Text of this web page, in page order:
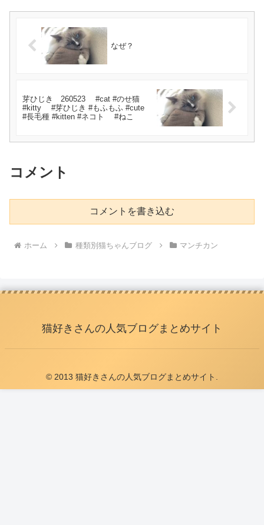
なぜ？
芽ひじき 260523 #cat #のせ猫
#kitty #芽ひじき #もふもふ #cute
#長毛種 #kitten #ネコト #ねこ
コメント
コメントを書き込む
ホーム 種類別猫ちゃんブログ マンチカン
猫好きさんの人気ブログまとめサイト
© 2013 猫好きさんの人気ブログまとめサイト.